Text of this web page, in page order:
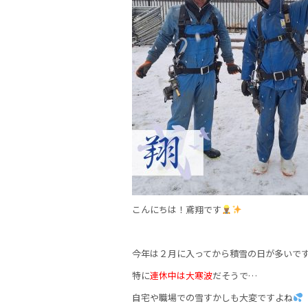
o
o
k
こんにちは！鳶翔です
今年は２月に入ってから積雪の日が多いで
特に連休中は大寒波だそうで…
自宅や職場での雪すかしも大変ですよね